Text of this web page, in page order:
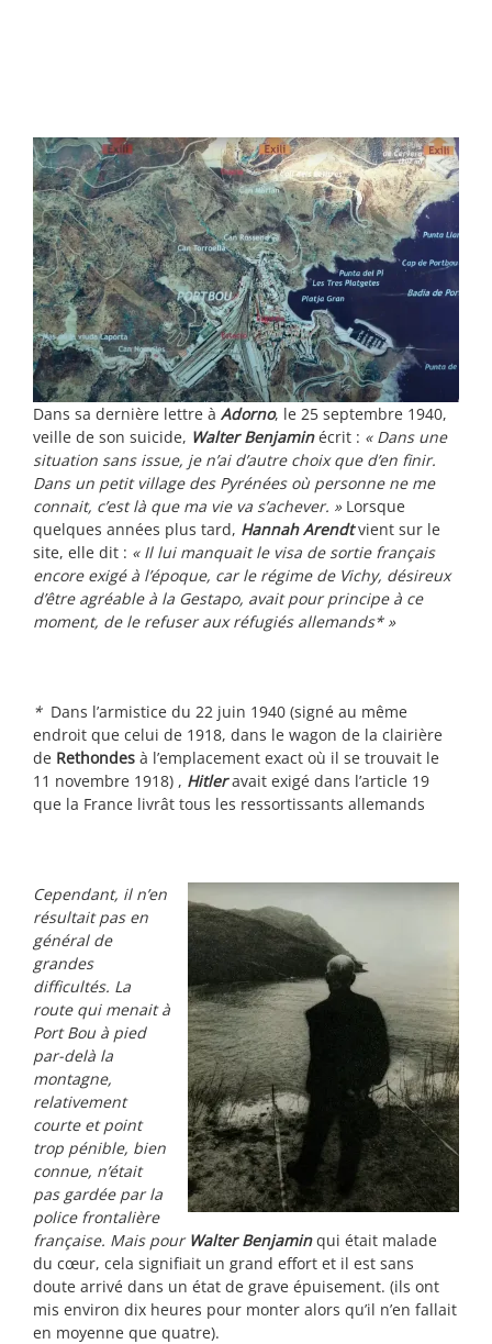
Dans sa dernière lettre à Adorno, le 25 septembre 1940,
veille de son suicide, Walter Benjaminécrit : « Dans une
situation sans issue, je n’ai d’autre choix que d’en finir.
Dans un petit village des Pyrénées où personne ne me
connait, c’est là que ma vie va s’achever. » Lorsque
quelques années plus tard, Hannah Arendtvient sur le
site, elle dit : « Il lui manquait le visa de sortie français
encore exigé à l’époque, car le régime de Vichy, désireux
d’être agréable à la Gestapo, avait pour principe à ce
moment, de le refuser aux réfugiés allemands* »
*Dans l’armistice du 22 juin 1940 (signé au même
endroit que celui de 1918, dans le wagon de la clairière
de Rethondes à l’emplacement exact où il se trouvait le
11 novembre 1918) , Hitleravait exigé dans l’article 19
que la France livrât tous les ressortissants allemands
Cependant, il n’en
résultait pas en
général de
grandes
difficultés. La
route qui menait à
Port Bou à pied
par-delà la
montagne,
relativement
courte et point
trop pénible, bien
connue, n’était
pas gardée par la
police frontalière
française. Mais pour Walter Benjaminqui était malade
du cœur, cela signifiait un grand effort et il est sans
doute arrivé dans un état de grave épuisement. (ils ont
mis environ dix heures pour monter alors qu’il n’en fallait
en moyenne que quatre).